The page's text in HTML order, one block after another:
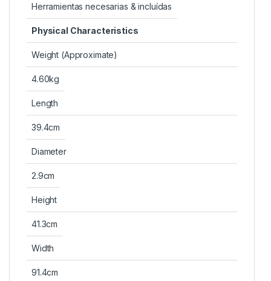
Herramientas necesarias & incluídas
Physical Characteristics
Weight (Approximate)
4.60kg
Length
39.4cm
Diameter
2.9cm
Height
41.3cm
Width
91.4cm